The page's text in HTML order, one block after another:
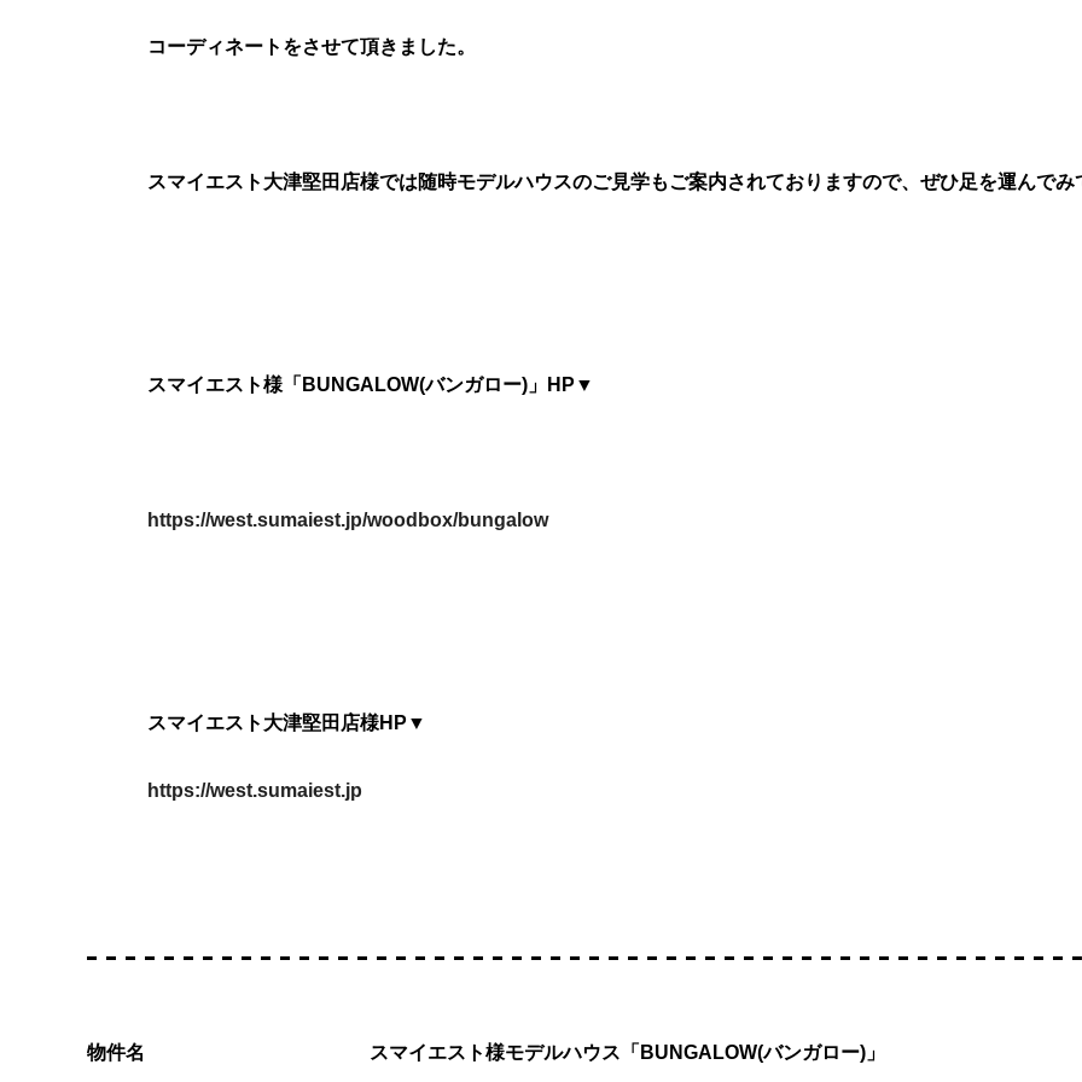
コーディネートをさせて頂きました。
スマイエスト大津堅田店様では随時モデルハウスのご見学もご案内されておりますので、ぜひ足を運んでみ
スマイエスト様「BUNGALOW(バンガロー)」HP▼
https://west.sumaiest.jp/woodbox/bungalow
スマイエスト大津堅田店様HP▼
https://west.sumaiest.jp
物件名 スマイエスト様モデルハウス「BUNGALOW(バンガロー)」